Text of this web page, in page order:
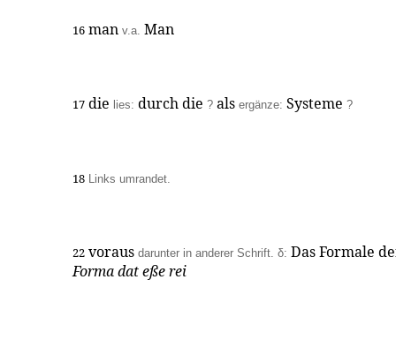
16 man v.a. Man
17 die lies: durch die ? als ergänze: Systeme ?
18 Links umrandet.
22 voraus darunter in anderer Schrift. δ: Das Formale
Forma dat eße rei